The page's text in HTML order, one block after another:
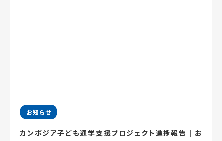
お知らせ
カンボジア子ども通学支援プロジェクト進捗報告｜お